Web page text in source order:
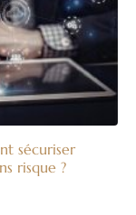
sécuriser
risque ?